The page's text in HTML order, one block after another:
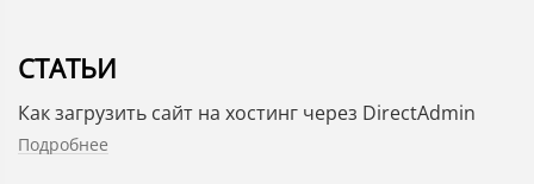
СТАТЬИ
Как загрузить сайт на хостинг через DirectAdmin
Подробнее